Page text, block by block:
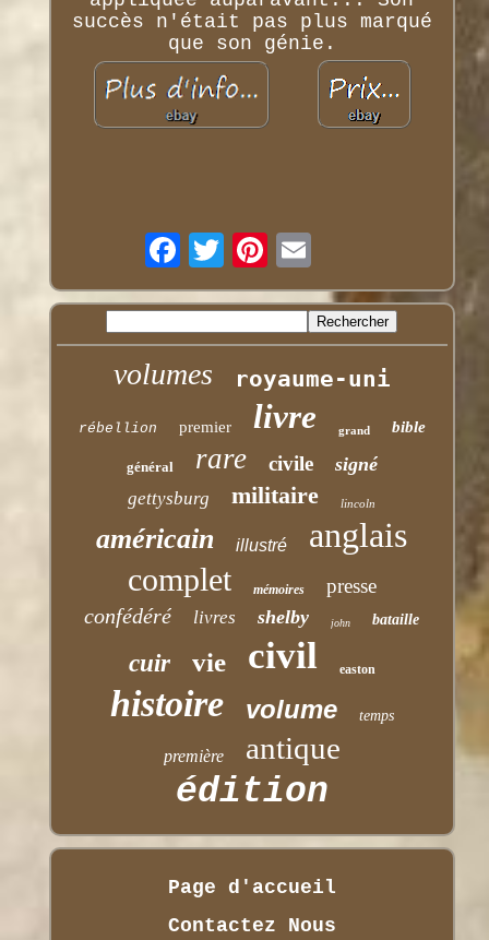
succès n'était pas plus marqué
que son génie.
volumes royaume-uni
rébellion premier livre grand bible
général rare civile signé
gettysburg militaire lincoln
américain illustré anglais
complet mémoires presse
confédéré livres shelby john bataille
cuir vie civil easton
histoire volume temps
première antique
édition
Page d'accueil
Contactez Nous